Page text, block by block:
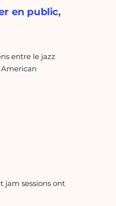
en public,
entre le jazz
jam sessions ont